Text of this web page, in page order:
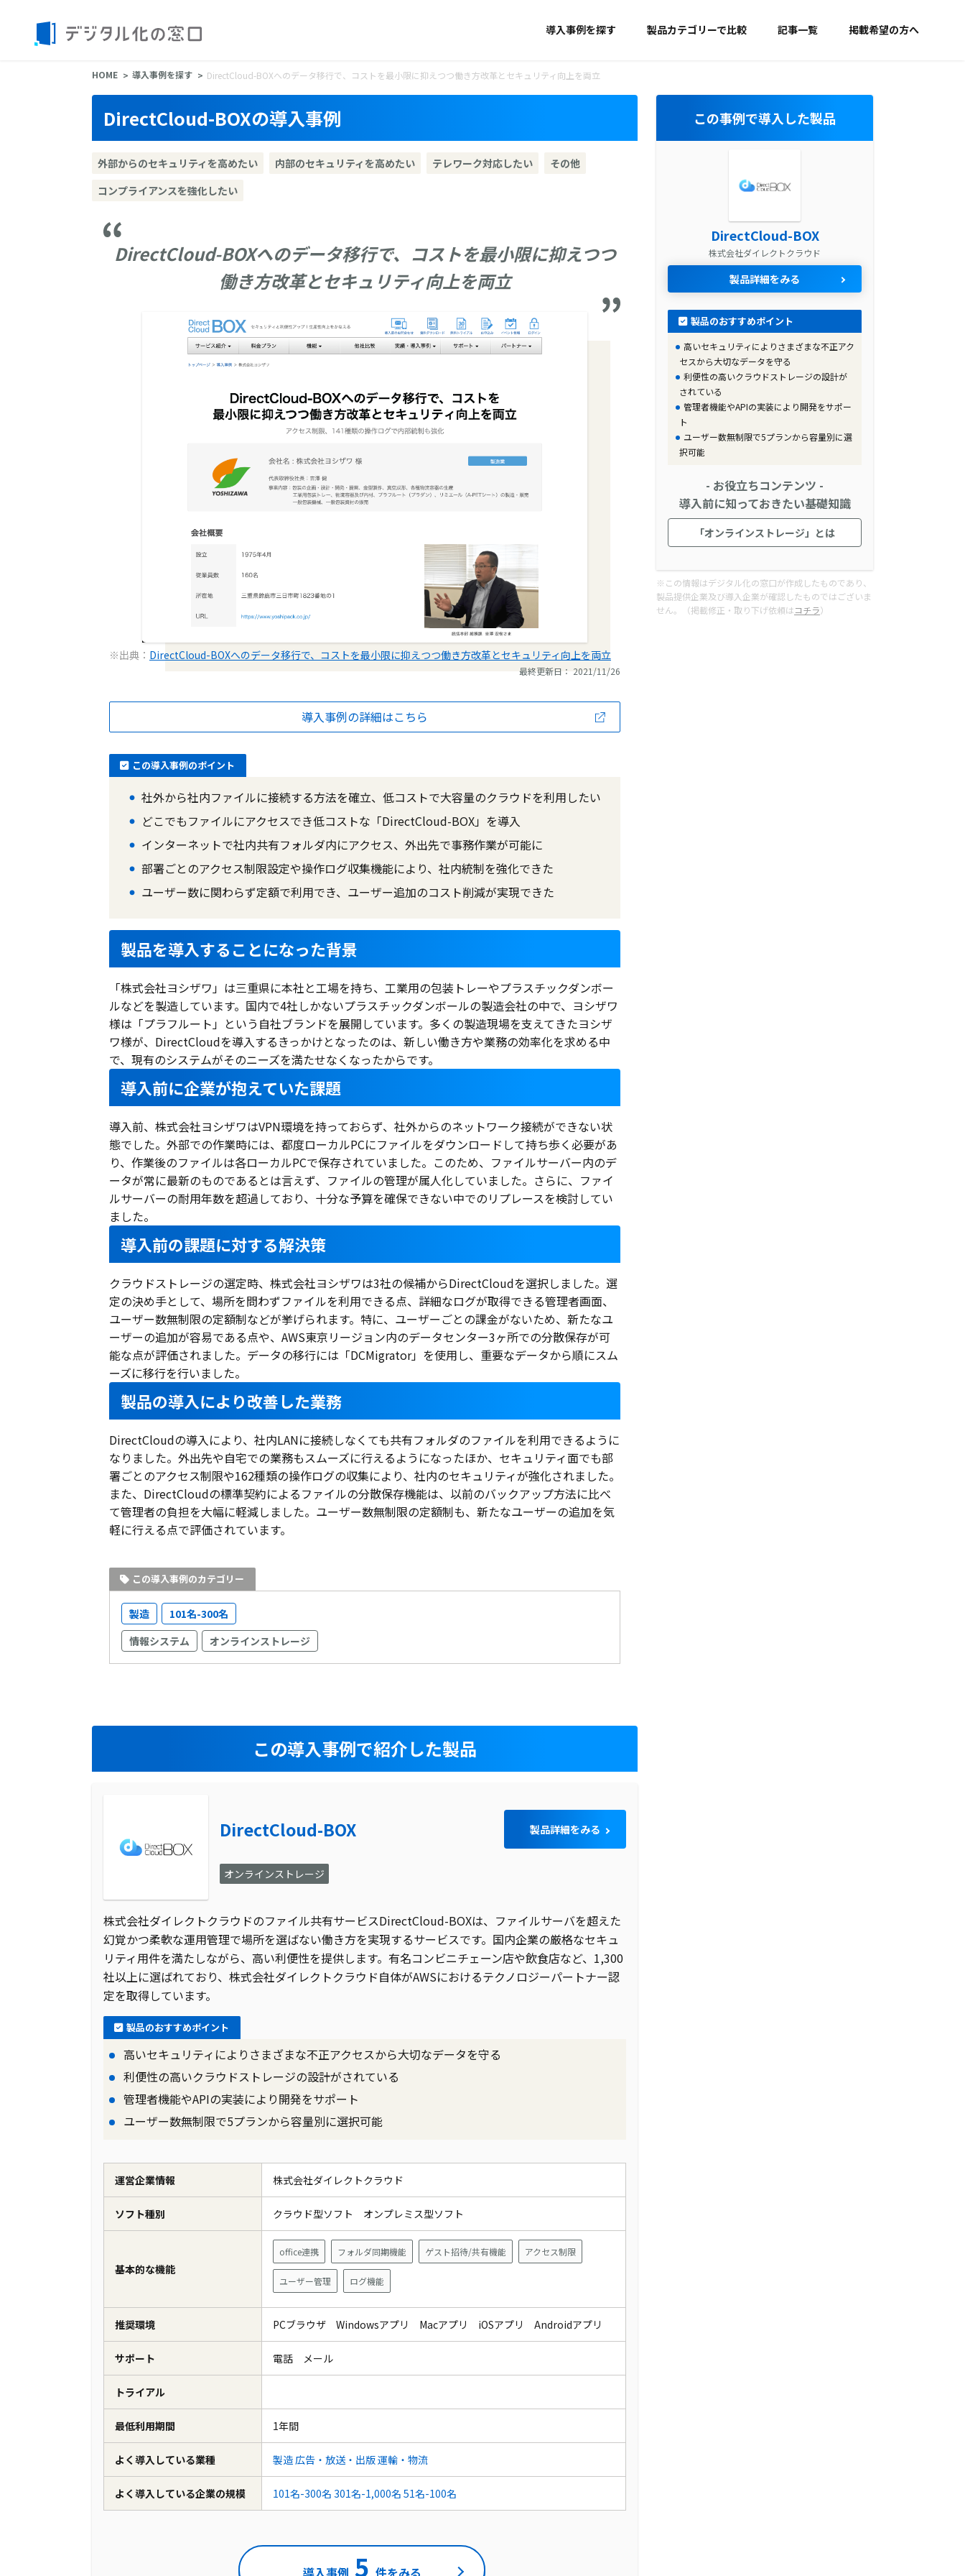
導入事例を探す 製品カテゴリーで比較 記事一覧 掲載希望の方へ
HOME 導入事例を探す DirectCloud-BOXへのデータ移行で、コストを最小限に抑えつつ働き方改革とセキュリティ向上を両立
DirectCloud-BOXの導入事例
外部からのセキュリティを高めたい 内部のセキュリティを高めたい テレワーク対応したい
その他
コンプライアンスを強化したい
DirectCloud-BOXへのデータ移行で、コストを最小限に抑えつつ
働き方改革とセキュリティ向上を両立
※出典： DirectCloud-BOXへのデータ移行で、コストを最小限に抑えつつ働き方改革とセキュリティ向上を両立
最終更新日： 2021/11/26
導入事例の詳細はこちら
この導入事例のポイント
社外から社内ファイルに接続する方法を確立、低コストで大容量のクラウドを利用したい
どこでもファイルにアクセスでき低コストな「DirectCloud-BOX」を導入
インターネットで社内共有フォルダ内にアクセス、外出先で事務作業が可能に
部署ごとのアクセス制限設定や操作ログ収集機能により、社内統制を強化できた
ユーザー数に関わらず定額で利用でき、ユーザー追加のコスト削減が実現できた
製品を導入することになった背景
「株式会社ヨシザワ」は三重県に本社と工場を持ち、工業用の包装トレーやプラスチックダンボー
ルなどを製造しています。国内で4社しかないプラスチックダンボールの製造会社の中で、ヨシザワ
様は「プラフルート」という自社ブランドを展開しています。多くの製造現場を支えてきたヨシザ
ワ様が、DirectCloudを導入するきっかけとなったのは、新しい働き方や業務の効率化を求める中
で、現有のシステムがそのニーズを満たせなくなったからです。
導入前に企業が抱えていた課題
導入前、株式会社ヨシザワはVPN環境を持っておらず、社外からのネットワーク接続ができない状
態でした。外部での作業時には、都度ローカルPCにファイルをダウンロードして持ち歩く必要があ
り、作業後のファイルは各ローカルPCで保存されていました。このため、ファイルサーバー内のデ
ータが常に最新のものであるとは言えず、ファイルの管理が属人化していました。さらに、ファイ
ルサーバーの耐用年数を超過しており、十分な予算を確保できない中でのリプレースを検討してい
ました。
導入前の課題に対する解決策
クラウドストレージの選定時、株式会社ヨシザワは3社の候補からDirectCloudを選択しました。選
定の決め手として、場所を問わずファイルを利用できる点、詳細なログが取得できる管理者画面、
ユーザー数無制限の定額制などが挙げられます。特に、ユーザーごとの課金がないため、新たなユ
ーザーの追加が容易である点や、AWS東京リージョン内のデータセンター3ヶ所での分散保存が可
能な点が評価されました。データの移行には「DCMigrator」を使用し、重要なデータから順にスム
ーズに移行を行いました。
製品の導入により改善した業務
DirectCloudの導入により、社内LANに接続しなくても共有フォルダのファイルを利用できるように
なりました。外出先や自宅での業務もスムーズに行えるようになったほか、セキュリティ面でも部
署ごとのアクセス制限や162種類の操作ログの収集により、社内のセキュリティが強化されました。
また、DirectCloudの標準契約によるファイルの分散保存機能は、以前のバックアップ方法に比べ
て管理者の負担を大幅に軽減しました。ユーザー数無制限の定額制も、新たなユーザーの追加を気
軽に行える点で評価されています。
この導入事例のカテゴリー
製造
101名-300名
情報システム
オンラインストレージ
この導入事例で紹介した製品
DirectCloud-BOX 製品詳細をみる
オンラインストレージ
株式会社ダイレクトクラウドのファイル共有サービスDirectCloud-BOXは、ファイルサーバを超えた
幻覚かつ柔軟な運用管理で場所を選ばない働き方を実現するサービスです。国内企業の厳格なセキュ
リティ用件を満たしながら、高い利便性を提供します。有名コンビニチェーン店や飲食店など、1,300
社以上に選ばれており、株式会社ダイレクトクラウド自体がAWSにおけるテクノロジーパートナー認
定を取得しています。
製品のおすすめポイント
高いセキュリティによりさまざまな不正アクセスから大切なデータを守る
利便性の高いクラウドストレージの設計がされている
管理者機能やAPIの実装により開発をサポート
ユーザー数無制限で5プランから容量別に選択可能
運営企業情報 株式会社ダイレクトクラウド
ソフト種別 クラウド型ソフト オンプレミス型ソフト
基本的な機能
office連携 フォルダ同期機能 ゲスト招待/共有機能 アクセス制限
ユーザー管理 ログ機能
推奨環境 PCブラウザ Windowsアプリ Macアプリ iOSアプリ Androidアプリ
サポート 電話 メール
トライアル
最低利用期間 1年間
よく導入している業種 製造 広告・放送・出版運輸・物流
よく導入している企業の規模 101名-300名 301名-1,000名 51名-100名
導入事例 5 件をみる
この事例で導入した製品
DirectCloud-BOX
株式会社ダイレクトクラウド
製品詳細をみる
製品のおすすめポイント
高いセキュリティによりさまざまな不正アク
セスから大切なデータを守る
利便性の高いクラウドストレージの設計が
されている
管理者機能やAPIの実装により開発をサポー
ト
ユーザー数無制限で5プランから容量別に選
択可能
- お役立ちコンテンツ -
導入前に知っておきたい基礎知識
「オンラインストレージ」とは
※この情報はデジタル化の窓口が作成したものであり、
製品提供企業及び導入企業が確認したものではございま
せん。（掲載修正・取り下げ依頼はコチラ）